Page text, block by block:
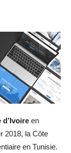
d’Ivoire en
2018, la Côte
en Tunisie.